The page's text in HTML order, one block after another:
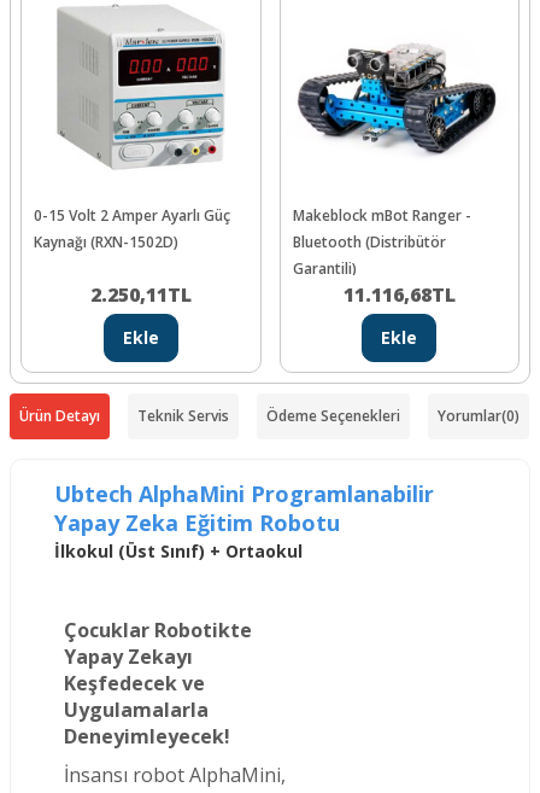
0-15 Volt 2 Amper Ayarlı Güç
Kaynağı (RXN-1502D)
2.250,11TL
Ekle
Makeblock mBot Ranger -
Bluetooth (Distribütör
Garantili)
11.116,68TL
Ekle
Ürün Detayı Teknik Servis Ödeme Seçenekleri Yorumlar(0)
Ubtech AlphaMini Programlanabilir
Yapay Zeka Eğitim Robotu
İlkokul (Üst Sınıf) + Ortaokul
Çocuklar Robotikte
Yapay Zekayı
Keşfedecek ve
Uygulamalarla
Deneyimleyecek!
İnsansı robot AlphaMini,